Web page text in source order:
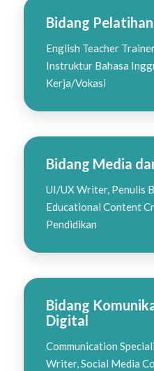
Bidang Pelatihan
English Teacher
Instruktur Bahasa
Kerja/Vokasi
Bidang Media
UI/UX Writer, Penulis
Educational Content
Pendidikan
Bidang
Digital
Communication
Writer, Social Media